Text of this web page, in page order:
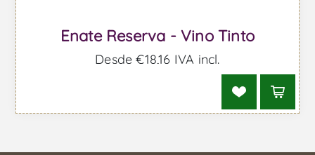
Enate Reserva - Vino Tinto
Desde €18,16 IVA incl.